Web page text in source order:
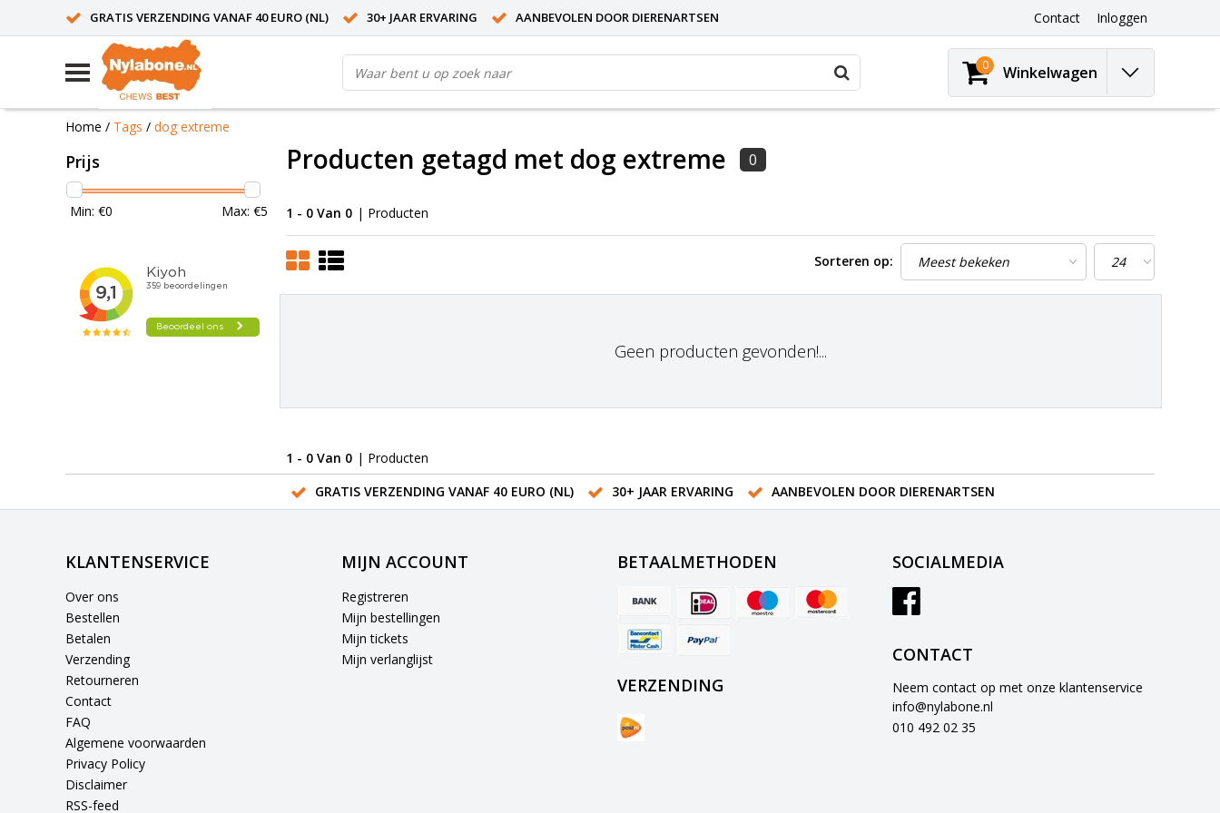
GRATIS VERZENDING VANAF 40 EURO (NL) 30+ JAAR ERVARING AANBEVOLEN DOOR DIERENARTSEN Contact Inloggen
0 Winkelwagen
Home / Tags / dog extreme
Prijs
Min: €0 Max: €5
Producten getagd met dog extreme 0
1 - 0 Van 0 | Producten
Sorteren op:
Geen producten gevonden!...
1 - 0 Van 0 | Producten
GRATIS VERZENDING VANAF 40 EURO (NL)
30+ JAAR ERVARING AANBEVOLEN DOOR DIERENARTSEN
KLANTENSERVICE
Over ons
Bestellen
Betalen
Verzending
Retourneren
Contact
FAQ
Algemene voorwaarden
Privacy Policy
Disclaimer
RSS-feed
MIJN ACCOUNT
Registreren
Mijn bestellingen
Mijn tickets
Mijn verlanglijst
BETAALMETHODEN
VERZENDING
SOCIALMEDIA
CONTACT
Neem contact op met onze klantenservice
info@nylabone.nl
010 492 02 35